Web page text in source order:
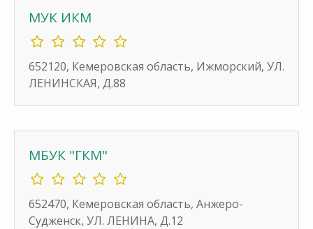
МУК ИКМ
652120, Кемеровская область, Ижморский, УЛ.
ЛЕНИНСКАЯ, Д.88
МБУК "ГКМ"
652470, Кемеровская область, Анжеро-
Судженск, УЛ. ЛЕНИНА, Д.12